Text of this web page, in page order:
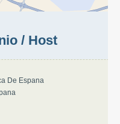
/ Host
De Espana